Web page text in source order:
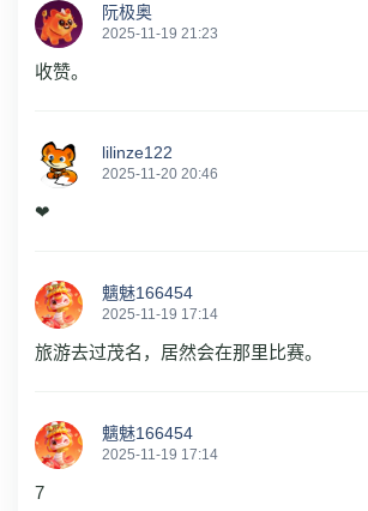
阮极奥
2025-11-19 21:23
收赞。
lilinze122
2025-11-20 20:46
❤
魑魅166454
2025-11-19 17:14
旅游去过茂名，居然会在那里比赛。
魑魅166454
2025-11-19 17:14
7